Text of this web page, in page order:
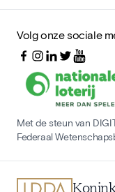
Volg onze sociale
Met de steun van
Federaal